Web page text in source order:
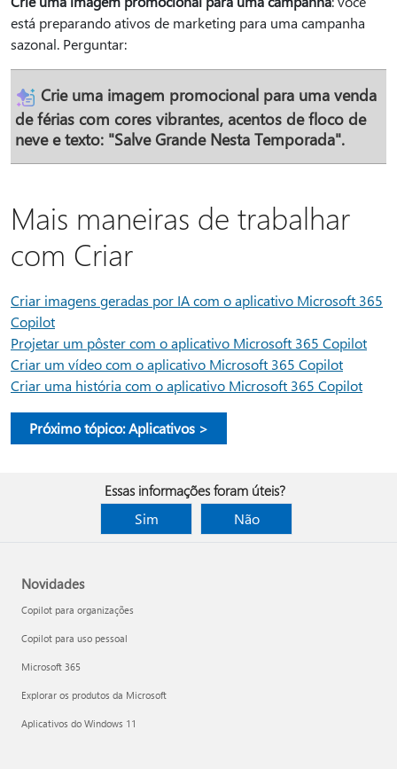
está preparando ativos de marketing para uma campanha
sazonal. Perguntar:
Crie uma imagem promocional para uma venda
de férias com cores vibrantes, acentos de floco de
neve e texto: "Salve Grande Nesta Temporada".
Mais maneiras de trabalhar
com Criar
Criar imagens geradas por IA com o aplicativo Microsoft 365
Copilot
Projetar um pôster com o aplicativo Microsoft 365 Copilot
Criar um vídeo com o aplicativo Microsoft 365 Copilot
Criar uma história com o aplicativo Microsoft 365 Copilot
Próximo tópico: Aplicativos >
Essas informações foram úteis?
Sim
Não
Novidades
Copilot para organizações
Copilot para uso pessoal
Microsoft 365
Explorar os produtos da Microsoft
Aplicativos do Windows 11